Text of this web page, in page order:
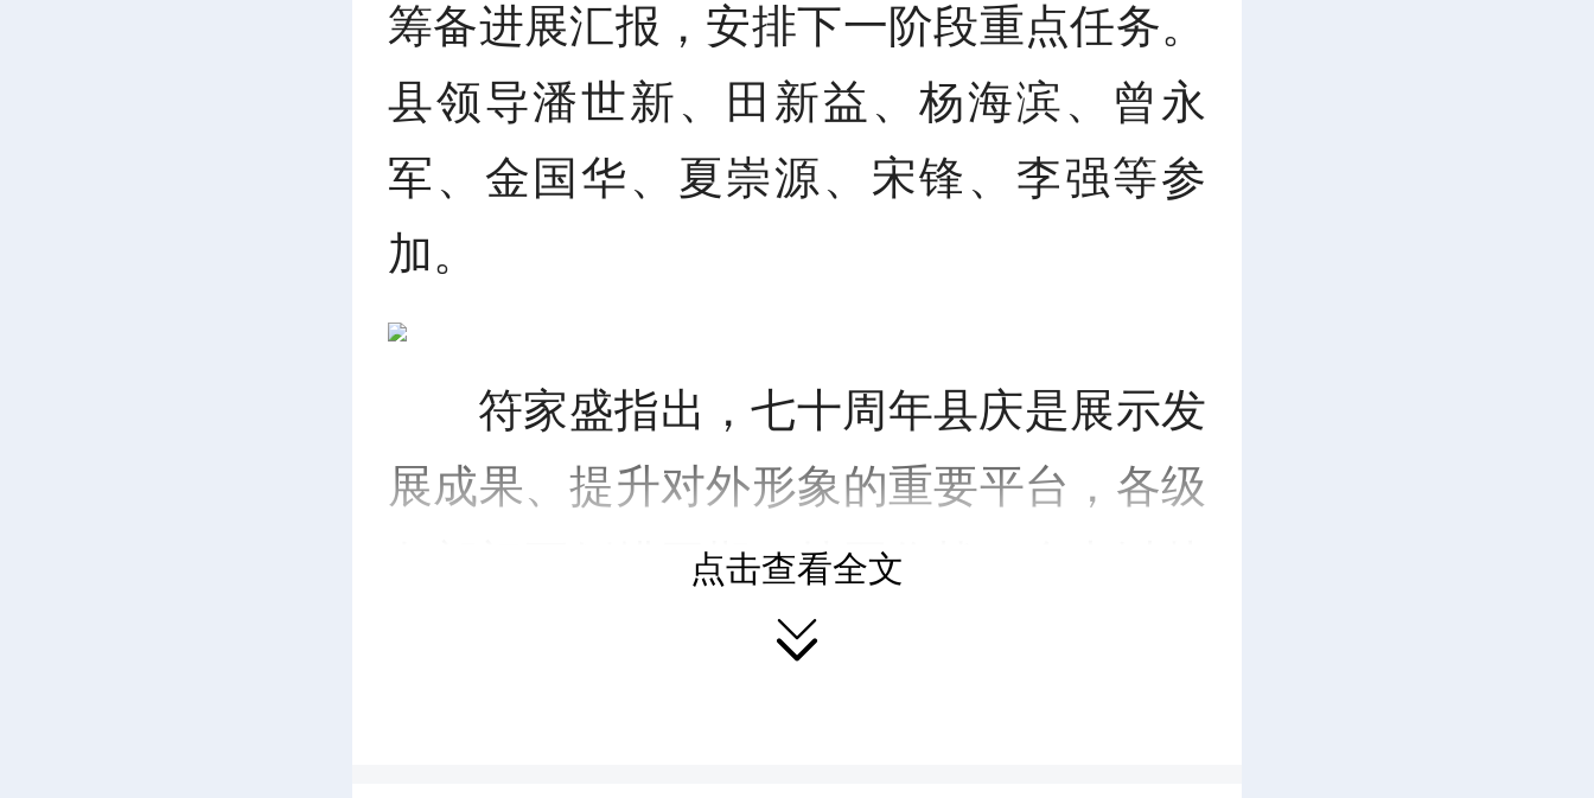
筹备进展汇报，安排下一阶段重点任务。
县领导潘世新、田新益、杨海滨、曾永
军、金国华、夏崇源、宋锋、李强等参
加。
符家盛指出，七十周年县庆是展示发
展成果、提升对外形象的重要平台，各级
各部门要倒排工期、挂图作战，全力以赴
攻坚项目建设。要逐项梳理滞后症结，打
点击查看全文
